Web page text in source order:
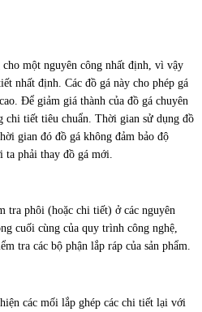
một nguyên công nhất định, vì vậy
nhất định. Các đồ gá này cho phép gá
Để giảm giá thành của đồ gá chuyên
chi tiết tiêu chuẩn. Thời gian sử dụng đồ
gian đó đồ gá không đảm bảo độ
phải thay đồ gá mới.
tra phôi (hoặc chi tiết) ở các nguyên
cuối cùng của quy trình công nghệ,
tra các bộ phận lắp ráp của sản phẩm.
các mối lắp ghép các chi tiết lại với